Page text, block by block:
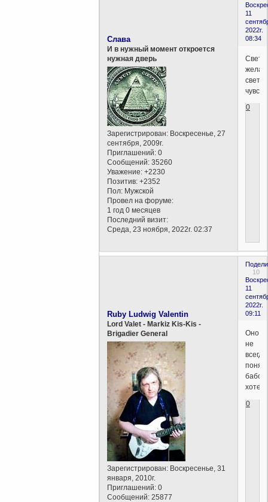
11
2022г.
08:34
Слава
И в нужный момент откроется
нужная дверь
Зарегистрирован: Воскресенье, 27
сентября, 2009г.
Приглашений: 0
Сообщений: 35260
Уважение: +2230
Позитив: +2352
Пол: Мужской
Провел на форуме:
1 год 0 месяцев
Последний визит:
Среда, 23 ноября, 2022г. 02:37
0
10
11
2022г.
09:11
Ruby Ludwig Valentin
Lord Valet - Markiz Kis-Kis -
Brigadier General
Зарегистрирован: Воскресенье, 31
января, 2010г.
Приглашений: 0
Сообщений: 25877
Оно
не
всегда
0